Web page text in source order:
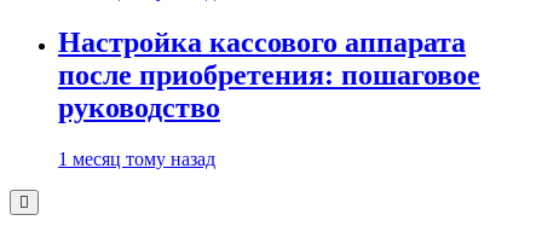
Настройка кассового аппарата
после приобретения: пошаговое
руководство
1 месяц тому назад